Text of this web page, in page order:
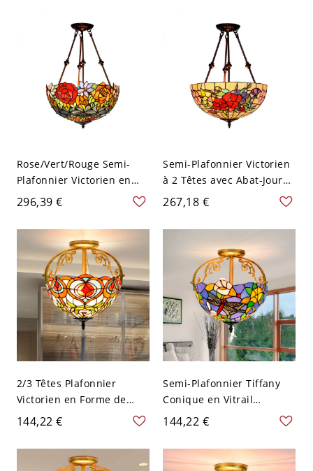
Rouge 110 V-120 V
avec Motif Floral - Rouge
110 V-120 V
Rose/Vert/Rouge Semi-
Plafonnier Victorien en
Forme de Dôme en Vitrail
à 2 Têtes Lampe Semi-
Encastrée avec Motif de
Fleur/Fruit - Rouge 110 V-
120 V
296,39 €
Semi-Plafonnier Victorien
à 2 Têtes avec Abat-Jour
de Dôme en Vitrail
Jaune/Vert/Bleu Lampe
Semi-Encastrée avec Motif
Floral - Rouge 110 V-120 V
267,18 €
2/3 Têtes Plafonnier
Victorien en Forme de
Cône en Vitrail Rouge
Lampe Encastrée avec
Motif Floral et Bras en
Métal - Rouge 110 V-120 V
144,22 €
Semi-Plafonnier Tiffany
Conique en Vitrail
Rouge/Beige/Orange à 2
Ampoules Lampe Semi-
Encastrée avec Motif de
Libellule - Rouge 110 V-
144,22 €